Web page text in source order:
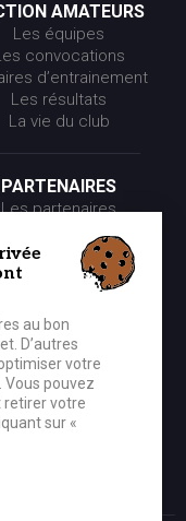
AMATEURS
Les équipes
convocations
d’entrainement
Les résultats
La vie du club
PARTENAIRES
Les partenaires
offres partenaires
MÉDIA
Photos
Vidéos
au bon
D’autres
votre
Vous pouvez
retirer votre
sur «